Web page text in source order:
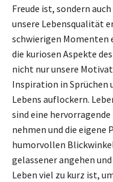
Freude ist, sondern
unsere Lebensqualität
schwierigen Momenten
die kuriosen Aspekte
nicht nur unsere
Inspiration in Sprüchen
Lebens auflockern.
sind eine
nehmen und die eigene
humorvollen
gelassener angehen
Leben viel zu kurz ist,